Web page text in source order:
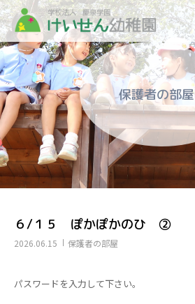
保護者の部屋
６/１５ ぽかぽかのひ ②
2026.06.15 保護者の部屋
パスワードを入力して下さい。
ホーム
園のこと
入園のご案内
未就園児教室
子育て支援